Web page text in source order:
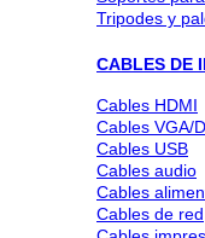
Tripodes y
CABLES DE
Cables HDMI
Cables VGA/
Cables USB
Cables audio
Cables
Cables de red